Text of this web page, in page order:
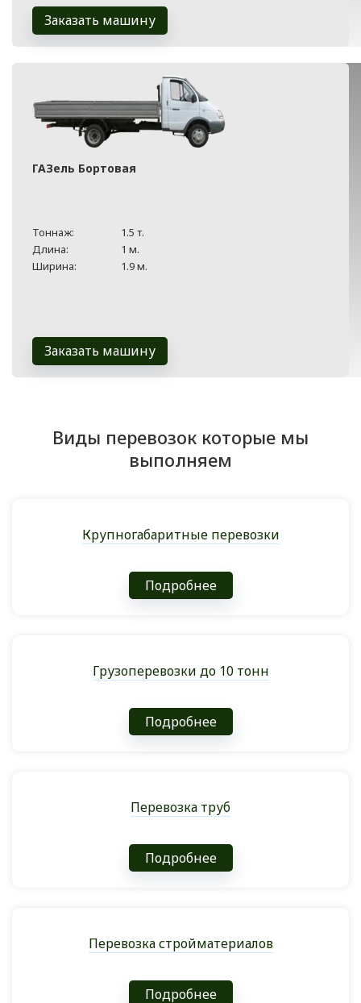
Заказать машину
ГАЗель Бортовая
Тоннаж:
1.5 т.
Длина:
1 м.
Ширина:
1.9 м.
Заказать машину
Виды перевозок которые мы
выполняем
Крупногабаритные перевозки
Подробнее
Грузоперевозки до 10 тонн
Подробнее
Перевозка труб
Подробнее
Перевозка стройматериалов
Подробнее